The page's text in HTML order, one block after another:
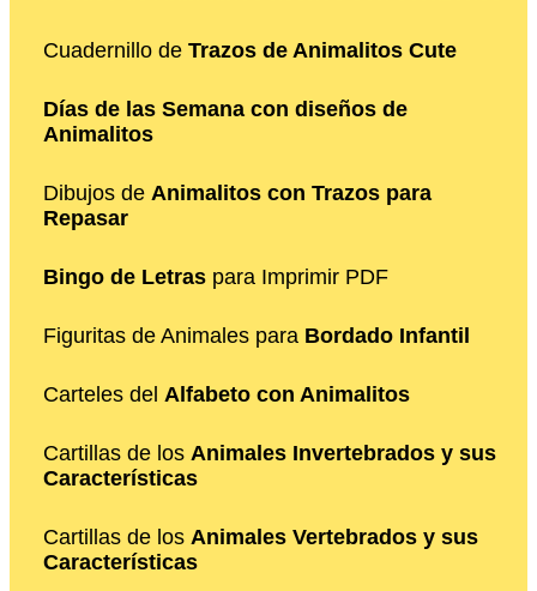
Cuadernillo de Trazos de Animalitos Cute
Días de las Semana con diseños de
Animalitos
Dibujos de Animalitos con Trazos para
Repasar
Bingo de Letras para Imprimir PDF
Figuritas de Animales para Bordado Infantil
Carteles del Alfabeto con Animalitos
Cartillas de los Animales Invertebrados y sus
Características
Cartillas de los Animales Vertebrados y sus
Características